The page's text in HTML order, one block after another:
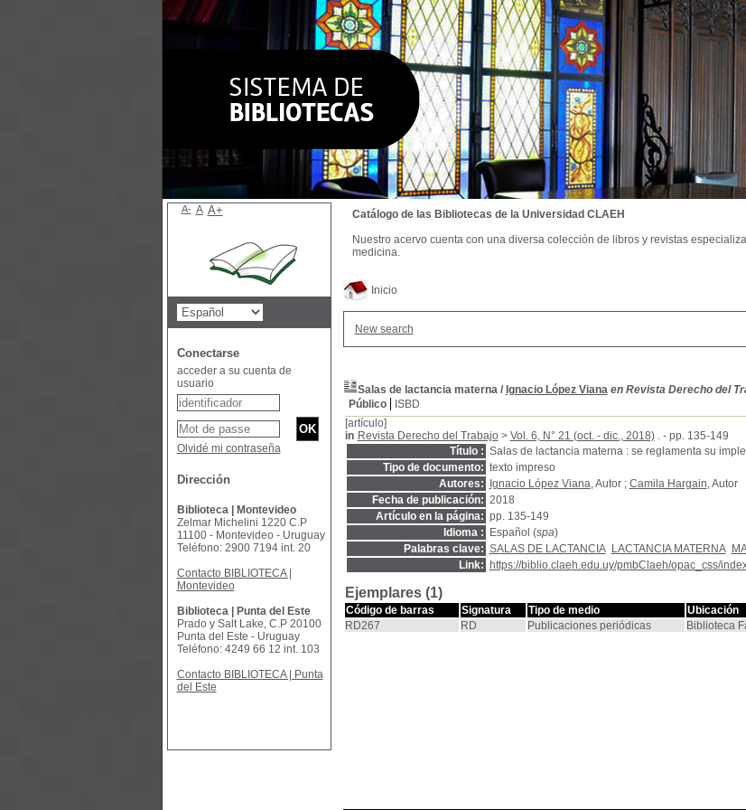
Inicio
New search
Salas de lactancia materna/ Ignacio López Viana en Revista Derecho del
Público
ISBD
[artículo]
in Revista Derecho del Trabajo> Vol. 6, N° 21 (oct. - dic., 2018). - pp. 135-149
Título : Salas de lactancia materna : se reglamenta su
Tipo de documento: texto impreso
Autores:
Ignacio López Viana, Autor ; Camila Hargain, Autor
Fecha de publicación: 2018
Artículo en la página: pp. 135-149
Idioma :
Español (spa)
Palabras clave: SALAS DE LACTANCIA LACTANCIA MATERNA
Link:
https://biblio.claeh.edu.uy/pmbClaeh/opac_css/
Ejemplares (1)
Código de barras Signatura Tipo de medio Ubicación
RD267
RD Publicaciones periódicas Biblioteca
Catálogo de las Bibliotecas de la Universidad CLAEH
Nuestro acervo cuenta con una diversa colección de libros y revistas
medicina.
A- A A+
Conectarse
acceder a su cuenta de
usuario
Olvidé mi contraseña
Dirección
Biblioteca | Montevideo
Zelmar Michelini 1220 C.P
11100 - Montevideo - Uruguay
Teléfono: 2900 7194 int. 20
Contacto BIBLIOTECA |
Montevideo
Biblioteca | Punta del Este
Prado y Salt Lake, C.P 20100
Punta del Este - Uruguay
Teléfono: 4249 66 12 int. 103
Contacto BIBLIOTECA | Punta
del Este